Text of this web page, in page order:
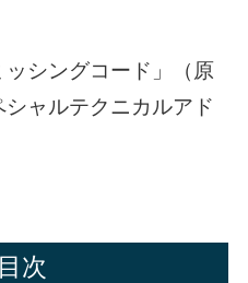
ッシングコード」（原
ャルテクニカルアド
目次